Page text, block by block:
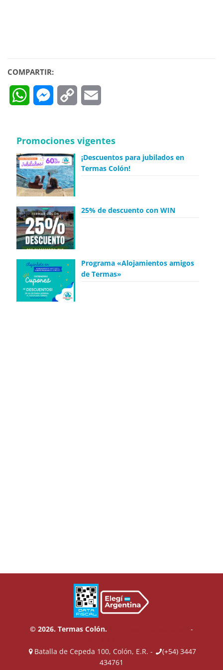
COMPARTIR:
WhatsAppMessenger
Copy
Promociones vigentes
¡Descuentos para jubilados en
Termas Colón!
25% de descuento con WIN
Programa «Alojamientos amigos
de Termas»
© 2026. Termas Colón.
-
Batalla de Cepeda 100, Colón, E.R. -
(+54) 3447
434761